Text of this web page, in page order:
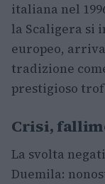
italiana nel
la Scaligera si
europeo,
tradizione
prestigioso
Crisi,
La svolta
Duemila: